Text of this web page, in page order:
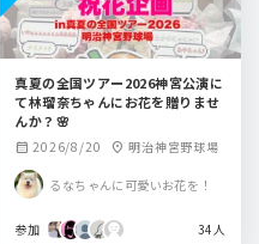
真夏の全国ツアー2026神宮公演に
て林瑠奈ちゃんにお花を贈りませ
んか？🌸
calendar_month 2026/8/20 location_on 明治神宮野球場
るなちゃんに可愛いお花を！
参加 34人